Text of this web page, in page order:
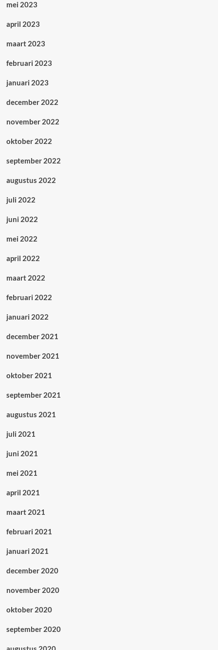
mei 2023
april 2023
maart 2023
februari 2023
januari 2023
december 2022
november 2022
oktober 2022
september 2022
augustus 2022
juli 2022
juni 2022
mei 2022
april 2022
maart 2022
februari 2022
januari 2022
december 2021
november 2021
oktober 2021
september 2021
augustus 2021
juli 2021
juni 2021
mei 2021
april 2021
maart 2021
februari 2021
januari 2021
december 2020
november 2020
oktober 2020
september 2020